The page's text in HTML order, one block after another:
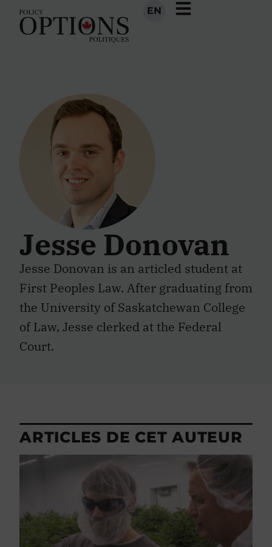
EN
Jesse Donovan
Jesse Donovan is an articled student at
First Peoples Law. After graduating from
the University of Saskatchewan College
of Law, Jesse clerked at the Federal
Court.
ARTICLES DE CET AUTEUR